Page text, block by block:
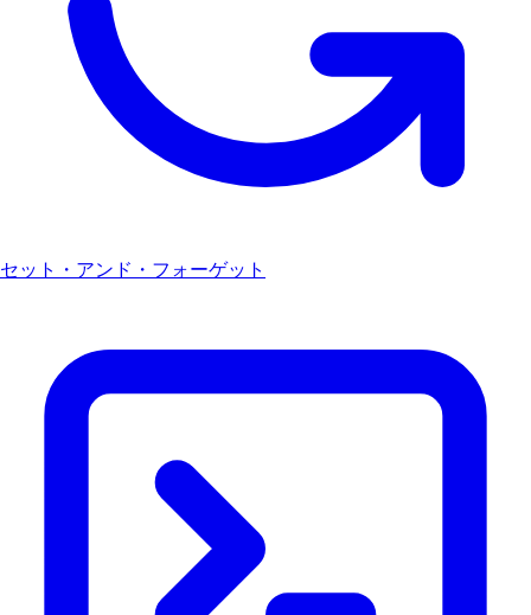
セット・アンド・フォーゲット